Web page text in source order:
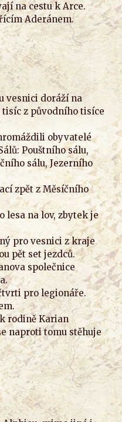
na cestu k Arce.
Aderánem.
vesnici doráží na
z původního tisíce
obyvatelé
Pouštního sálu,
sálu, Jezerního
zpět z Měsíčního
lesa na lov, zbytek je
pro vesnici z kraje
pět set jezdců.
společnice
pro legionáře.
rodině Karian
naproti tomu stěhuje